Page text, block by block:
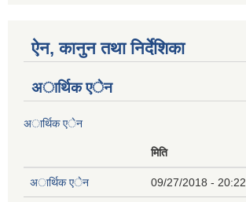
ऐन, कानुन तथा निर्देशिका
अार्थिक एेन
अार्थिक एेन
मिति
अार्थिक एेन 09/27/2018 - 20:22